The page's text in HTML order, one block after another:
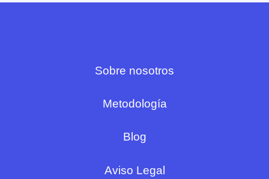
Sobre nosotros
Metodología
Blog
Aviso Legal